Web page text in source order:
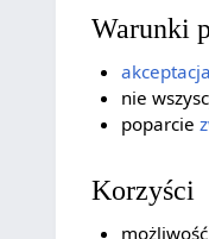
Warunki
akceptacja
nie
poparcie
Korzyści